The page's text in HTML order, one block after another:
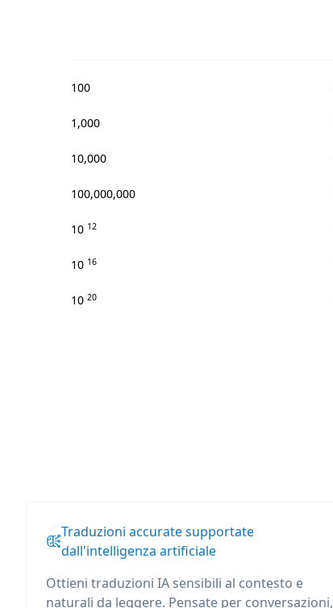
100
1,000
10,000
100,000,000
10 12
10 16
10 20
Traduzioni accurate supportate
dall'intelligenza artificiale
Ottieni traduzioni IA sensibili al contesto e
naturali da leggere. Pensate per conversazioni,